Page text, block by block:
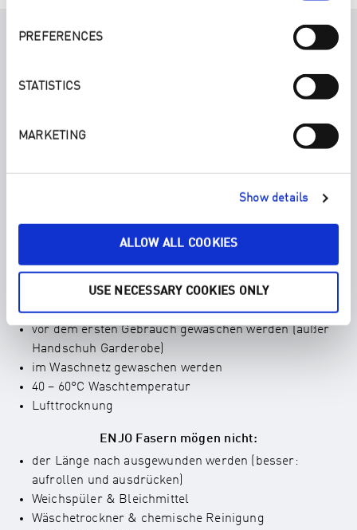
PREFERENCES
STATISTICS
MARKETING
Show details
ALLOW ALL COOKIES
USE NECESSARY COOKIES ONLY
DU WIRST DEINE ENJO PRODUKTE
SO BLEIBEN SIE DIR LANGE
Unsere Produkte werden in Vorarlberg (Österreich)
Handhabung. Der patentierte ENJO Farbindikator zeigt
verloren hat.
vor dem ersten Gebrauch gewaschen werden (außer
Handschuh Garderobe)
im Waschnetz gewaschen werden
40 – 60°C Waschtemperatur
Lufttrocknung
ENJO Fasern mögen nicht:
der Länge nach ausgewunden werden (besser:
aufrollen und ausdrücken)
Weichspüler & Bleichmittel
Wäschetrockner & chemische Reinigung